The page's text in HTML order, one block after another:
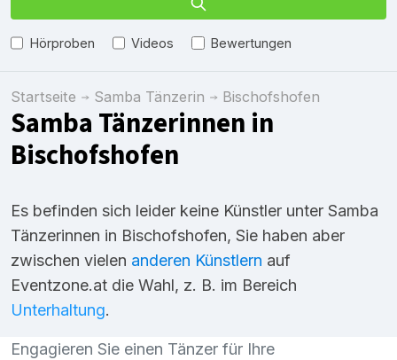
Hörproben Videos Bewertungen
Startseite Samba Tänzerin Bischofshofen
Samba Tänzerinnen in
Bischofshofen
Es befinden sich leider keine Künstler unter Samba
Tänzerinnen in Bischofshofen, Sie haben aber
zwischen vielen anderen Künstlern auf
Eventzone.at die Wahl, z. B. im Bereich
Unterhaltung.
Engagieren Sie einen Tänzer für Ihre